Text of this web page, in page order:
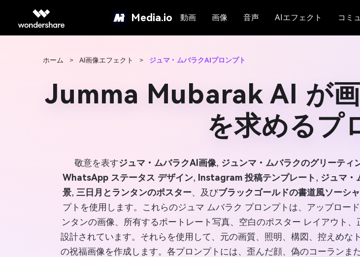
Media.io 動画 画像 音声 AIエフェクト コミ
ホーム > AI画像エフェクト > ジュマ・ムバラクAIプロンプト
Jumma Mubarak AI が
を求めるプ
敬意を表すジュマ・ムバラクAI画像, ジュンマ・ムバラクのグリーティ
WhatsApp ステータス デザイン, Instagram 投稿テンプレート, ジュマ・
景, 三日月とランタンのポスター、及びブラックゴールドの書道風ソーシ
プトを使用します。これらのジュマ ムバラク プロンプトは、アップロー
ンタンの画像、所有するポートレート写真、空白のポスター レイアウト
設計されています。それらを使用して、元の画質、照明、構図、控えめ
の祝福画像を作成します。各プロンプトには、歪んだ顔、偽のコーラン